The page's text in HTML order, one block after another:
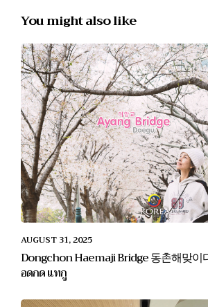
You might also like
AUGUST 31, 2025
Dongchon Haemaji Bridge 동촌해맞이
อดกด แทกู